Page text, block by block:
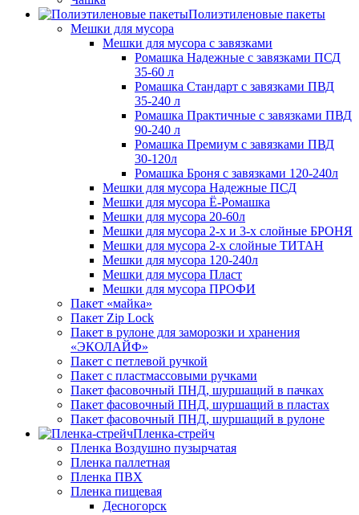
Полиэтиленовые пакеты
Мешки для мусора
Мешки для мусора с завязками
Ромашка Надежные с завязками ПСД
35-60 л
Ромашка Стандарт с завязками ПВД
35-240 л
Ромашка Практичные с завязками ПВД
90-240 л
Ромашка Премиум с завязками ПВД
30-120л
Ромашка Броня с завязками 120-240л
Мешки для мусора Надежные ПСД
Мешки для мусора Ё-Ромашка
Мешки для мусора 20-60л
Мешки для мусора 2-х и 3-х слойные БРОНЯ
Мешки для мусора 2-х слойные ТИТАН
Мешки для мусора 120-240л
Мешки для мусора Пласт
Мешки для мусора ПРОФИ
Пакет «майка»
Пакет Zip Lock
Пакет в рулоне для заморозки и хранения
«ЭКОЛАЙФ»
Пакет с петлевой ручкой
Пакет с пластмассовыми ручками
Пакет фасовочный ПНД, шуршащий в пачках
Пакет фасовочный ПНД, шуршащий в пластах
Пакет фасовочный ПНД, шуршащий в рулоне
Пленка-стрейч
Пленка Воздушно пузырчатая
Пленка паллетная
Пленка ПВХ
Пленка пищевая
Десногорск